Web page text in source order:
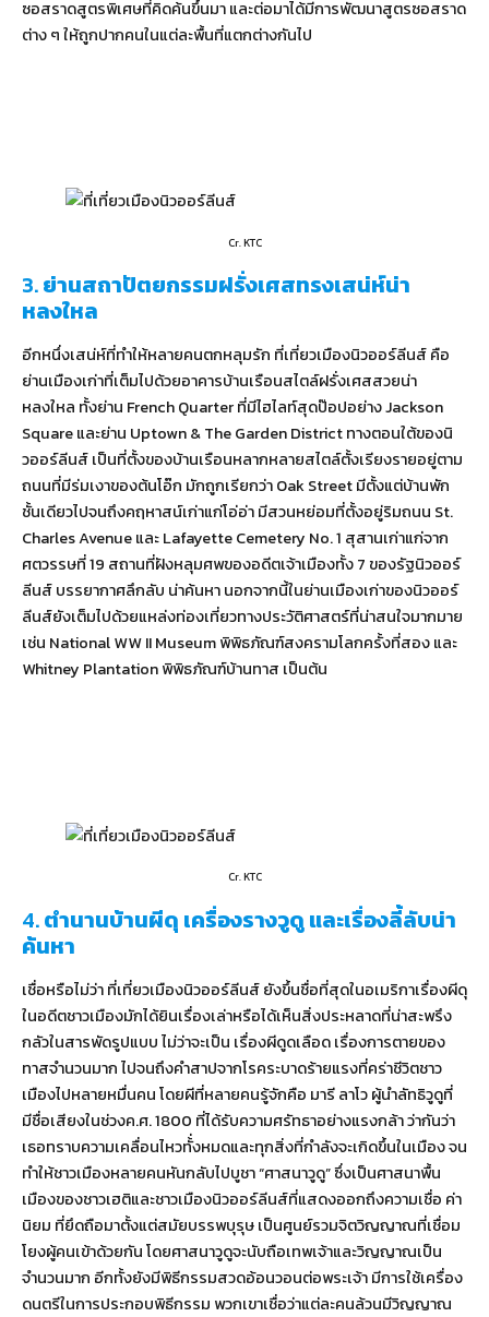
ซอสราดสูตรพิเศษที่คิดค้นขึ้นมา และต่อมาได้มีการพัฒนาสูตรซอสราด
ต่าง ๆ ให้ถูกปากคนในแต่ละพื้นที่แตกต่างกันไป
Cr. KTC
3.ย่านสถาปัตยกรรมฝรั่งเศสทรงเสน่ห์น่า
หลงใหล
อีกหนึ่งเสน่ห์ที่ทำให้หลายคนตกหลุมรัก ที่เที่ยวเมืองนิวออร์ลีนส์ คือ
ย่านเมืองเก่าที่เต็มไปด้วยอาคารบ้านเรือนสไตล์ฝรั่งเศสสวยน่า
หลงใหล ทั้งย่าน French Quarter ที่มีไฮไลท์สุดป๊อปอย่าง Jackson
Square และย่าน Uptown & The Garden District ทางตอนใต้ของนิ
วออร์ลีนส์ เป็นที่ตั้งของบ้านเรือนหลากหลายสไตล์ตั้งเรียงรายอยู่ตาม
ถนนที่มีร่มเงาของต้นโอ๊ก มักถูกเรียกว่า Oak Street มีตั้งแต่บ้านพัก
ชั้นเดียวไปจนถึงคฤหาสน์เก่าแก่โอ่อ่า มีสวนหย่อมที่ตั้งอยู่ริมถนน St.
Charles Avenue และ Lafayette Cemetery No. 1 สุสานเก่าแก่จาก
ศตวรรษที่ 19 สถานที่ฝังหลุมศพของอดีตเจ้าเมืองทั้ง 7 ของรัฐนิวออร์
ลีนส์ บรรยากาศลึกลับ น่าค้นหา นอกจากนี้ในย่านเมืองเก่าของนิวออร์
ลีนส์ยังเต็มไปด้วยแหล่งท่องเที่ยวทางประวัติศาสตร์ที่น่าสนใจมากมาย
เช่น National WW II Museum พิพิธภัณฑ์สงครามโลกครั้งที่สอง และ
Whitney Plantation พิพิธภัณฑ์บ้านทาส เป็นต้น
Cr. KTC
4.ตำนานบ้านผีดุ เครื่องรางวูดู และเรื่องลี้ลับน่า
ค้นหา
เชื่อหรือไม่ว่า ที่เที่ยวเมืองนิวออร์ลีนส์ ยังขึ้นชื่อที่สุดในอเมริกาเรื่องผีดุ
ในอดีตชาวเมืองมักได้ยินเรื่องเล่าหรือได้เห็นสิ่งประหลาดที่น่าสะพรึง
กลัวในสารพัดรูปแบบ ไม่ว่าจะเป็น เรื่องผีดูดเลือด เรื่องการตายของ
ทาสจำนวนมาก ไปจนถึงคำสาปจากโรคระบาดร้ายแรงที่คร่าชีวิตชาว
เมืองไปหลายหมื่นคน โดยผีที่หลายคนรู้จักคือ มารี ลาโว ผู้นำลัทธิวูดูที่
มีชื่อเสียงในช่วงค.ศ. 1800 ที่ได้รับความศรัทธาอย่างแรงกล้า ว่ากันว่า
เธอทราบความเคลื่อนไหวทั้่งหมดและทุกสิ่งที่กำลังจะเกิดขึ้นในเมือง จน
ทำให้ชาวเมืองหลายคนหันกลับไปบูชา “ศาสนาวูดู” ซึ่งเป็นศาสนาพื้น
เมืองของชาวเฮติและชาวเมืองนิวออร์ลีนส์ที่แสดงออกถึงความเชื่อ ค่า
นิยม ที่ยึดถือมาตั้งแต่สมัยบรรพบุรุษ เป็นศูนย์รวมจิตวิญญาณที่เชื่อม
โยงผู้คนเข้าด้วยกัน โดยศาสนาวูดูจะนับถือเทพเจ้าและวิญญาณเป็น
จำนวนมาก อีกทั้งยังมีพิธีกรรมสวดอ้อนวอนต่อพระเจ้า มีการใช้เครื่อง
ดนตรีในการประกอบพิธีกรรม พวกเขาเชื่อว่าแต่ละคนล้วนมีวิญญาณ